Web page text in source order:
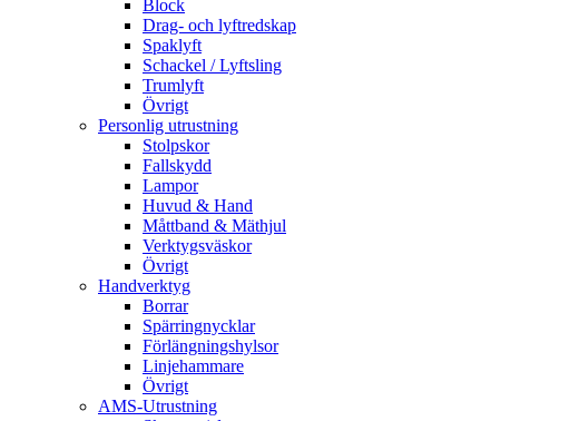
Block
Drag- och lyftredskap
Spaklyft
Schackel / Lyftsling
Trumlyft
Övrigt
Personlig utrustning
Stolpskor
Fallskydd
Lampor
Huvud & Hand
Måttband & Mäthjul
Verktygsväskor
Övrigt
Handverktyg
Borrar
Spärringnycklar
Förlängningshylsor
Linjehammare
Övrigt
AMS-Utrustning